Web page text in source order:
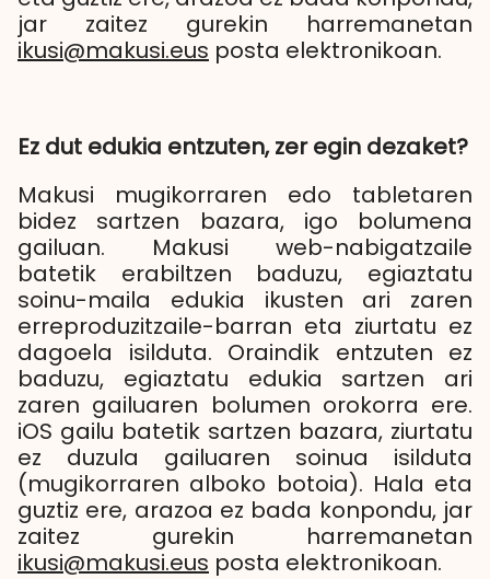
jar zaitez gurekin harremanetan
ikusi@makusi.eus posta elektronikoan.
Ez dut edukia entzuten, zer egin dezaket?
Makusi mugikorraren edo tabletaren
bidez sartzen bazara, igo bolumena
gailuan. Makusi web-nabigatzaile
batetik erabiltzen baduzu, egiaztatu
soinu-maila edukia ikusten ari zaren
erreproduzitzaile-barran eta ziurtatu ez
dagoela isilduta. Oraindik entzuten ez
baduzu, egiaztatu edukia sartzen ari
zaren gailuaren bolumen orokorra ere.
iOS gailu batetik sartzen bazara, ziurtatu
ez duzula gailuaren soinua isilduta
(mugikorraren alboko botoia). Hala eta
guztiz ere, arazoa ez bada konpondu, jar
zaitez gurekin harremanetan
ikusi@makusi.eus posta elektronikoan.